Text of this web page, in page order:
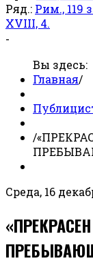
Ряд.: Рим., 119
XVIII, 4.
-
Вы здесь:
Главная/
/
Среда, 16